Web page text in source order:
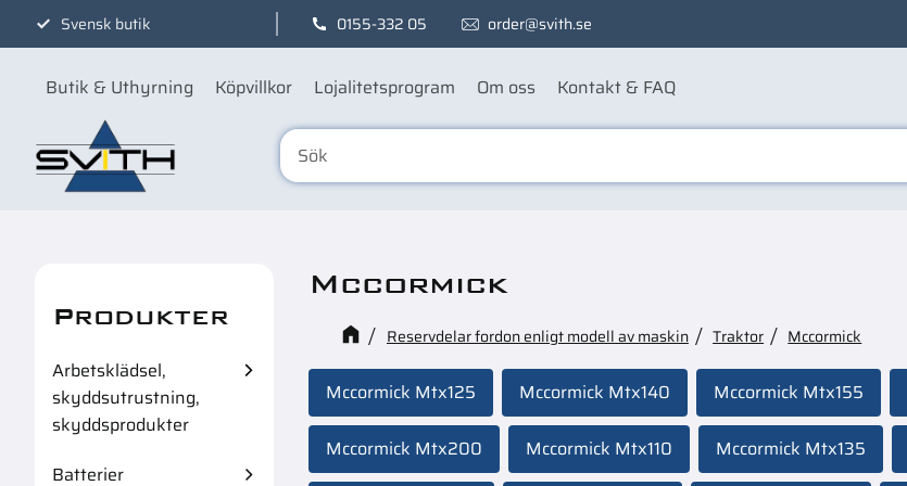
Svensk butik 0155-332 05 order@svith.se
Butik & Uthyrning Köpvillkor Lojalitetsprogram Om oss Kontakt & FAQ
Mccormick
Reservdelar fordon enligt modell av maskin Traktor Mccormick
Mccormick Mtx125 Mccormick Mtx140 Mccormick Mtx155
Mccormick Mtx200 Mccormick Mtx110 Mccormick Mtx135
Produkter
Arbetsklädsel,
skyddsutrustning,
skyddsprodukter
Batterier